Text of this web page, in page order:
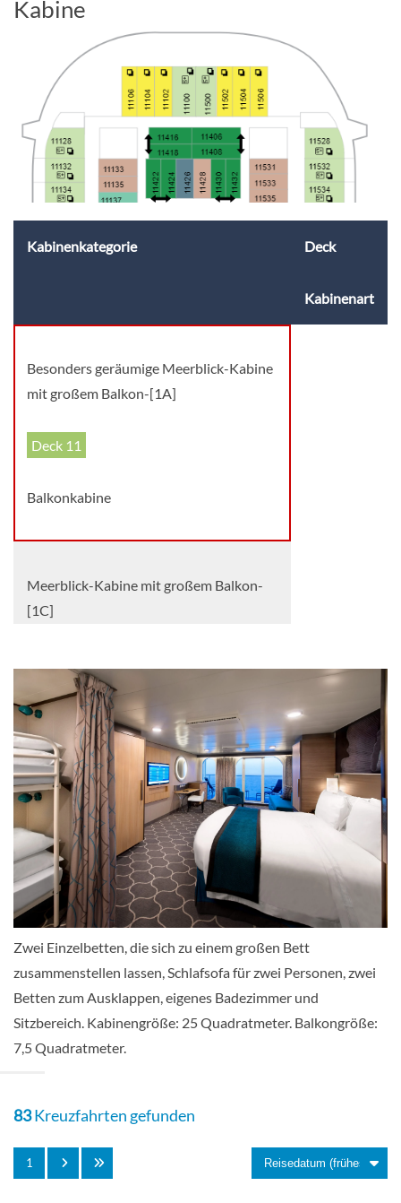
Kabine
Kabinenkategorie Deck
Kabinenart
Besonders geräumige Meerblick-Kabine
mit großem Balkon-[1A]
Deck 11
Balkonkabine
Meerblick-Kabine mit großem Balkon-
[1C]
Balkonkabine
Meerblick-Kabine mit Balkon-[1D]
Deck 7
Balkonkabine
Balkonkabine mit Blick auf die
Promenade-[1I]
Balkonkabine
Zwei Einzelbetten, die sich zu einem großen Bett
zusammenstellen lassen, Schlafsofa für zwei Personen, zwei
Betten zum Ausklappen, eigenes Badezimmer und
Sitzbereich. Kabinengröße: 25 Quadratmeter. Balkongröße:
7,5 Quadratmeter.
83Kreuzfahrten gefunden
1